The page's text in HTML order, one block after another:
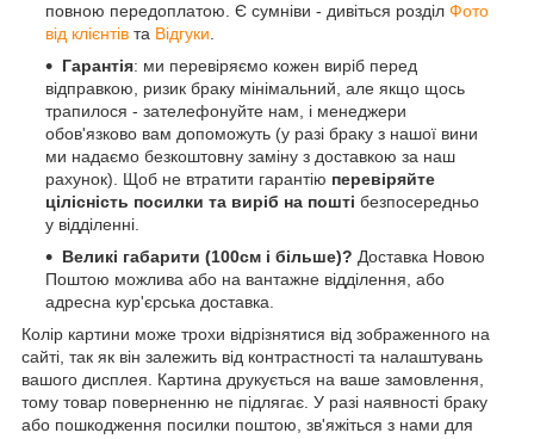
повною передоплатою. Є сумніви - дивіться розділ Фото
від клієнтів та Відгуки.
Гарантія: ми перевіряємо кожен виріб перед
відправкою, ризик браку мінімальний, але якщо щось
трапилося - зателефонуйте нам, і менеджери
обов'язково вам допоможуть (у разі браку з нашої вини
ми надаємо безкоштовну заміну з доставкою за наш
рахунок). Щоб не втратити гарантію перевіряйте
цілісність посилки та виріб на пошті безпосередньо
у відділенні.
Великі габарити (100см і більше)? Доставка Новою
Поштою можлива або на вантажне відділення, або
адресна кур'єрська доставка.
Колір картини може трохи відрізнятися від зображенного на
сайті, так як він залежить від контрастності та налаштувань
вашого дисплея. Картина друкується на ваше замовлення,
тому товар поверненню не підлягає. У разі наявності браку
або пошкодження посилки поштою, зв'яжіться з нами для